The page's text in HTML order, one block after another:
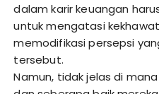
dalam karir keuangan
untuk mengatasi
memodifikasi persepsi
tersebut.
Namun, tidak jelas di